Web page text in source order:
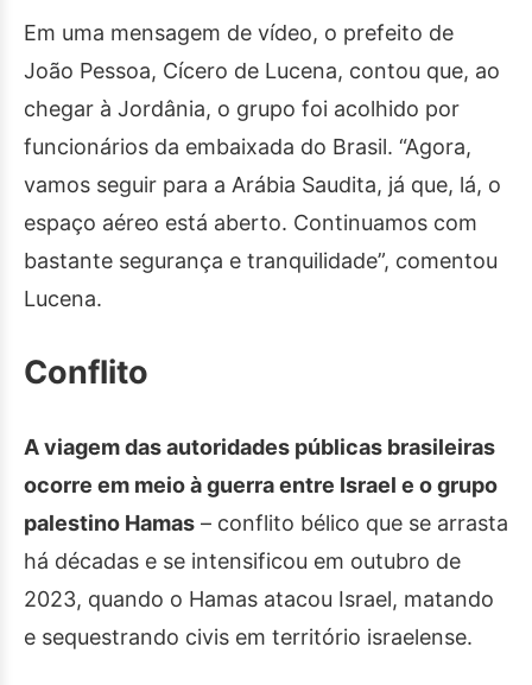
Em uma mensagem de vídeo, o prefeito de
João Pessoa, Cícero de Lucena, contou que, ao
chegar à Jordânia, o grupo foi acolhido por
funcionários da embaixada do Brasil. “Agora,
vamos seguir para a Arábia Saudita, já que, lá, o
espaço aéreo está aberto. Continuamos com
bastante segurança e tranquilidade”, comentou
Lucena.
Conflito
A viagem das autoridades públicas brasileiras
ocorre em meio à guerra entre Israel e o grupo
palestino Hamas – conflito bélico que se arrasta
há décadas e se intensificou em outubro de
2023, quando o Hamas atacou Israel, matando
e sequestrando civis em território israelense.